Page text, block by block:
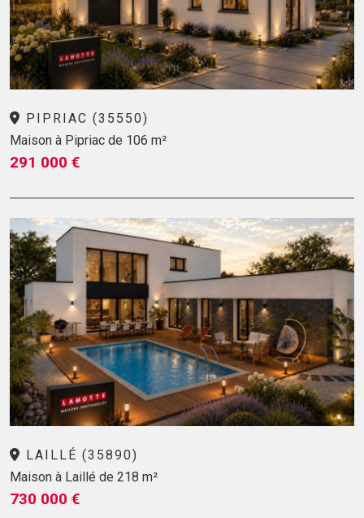
PIPRIAC (35550)
Maison à Pipriac de 106 m²
291 000 €
LAILLÉ (35890)
Maison à Laillé de 218 m²
730 000 €